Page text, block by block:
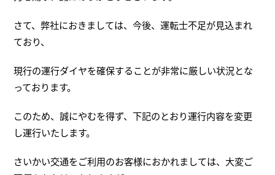
さて、弊社におきましては、今後、運転士不足が見込まれ
ており、
現行の運行ダイヤを確保することが非常に厳しい状況とな
っております。
このため、誠にやむを得ず、下記のとおり運行内容を変更
し運行いたします。
さいかい交通をご利用のお客様におかれましては、大変ご